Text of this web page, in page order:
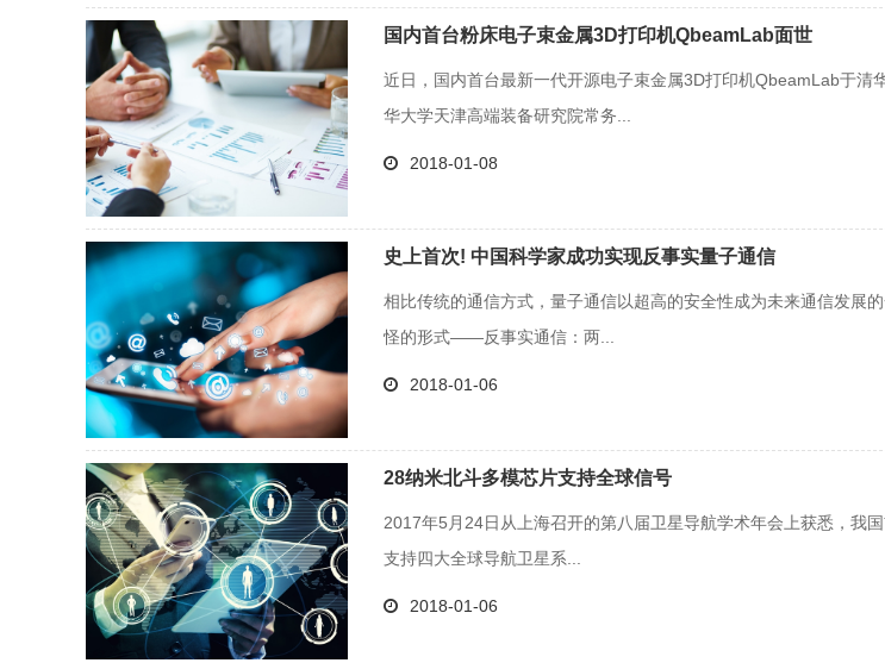
国内首台粉床电子束金属3D打印机QbeamLab面世
近日，国内首台最新一代开源电子束金属3D打印机QbeamLab于
华大学天津高端装备研究院常务...
2018-01-08
史上首次! 中国科学家成功实现反事实量子通信
相比传统的通信方式，量子通信以超高的安全性成为未来通信发展
怪的形式——反事实通信：两...
2018-01-06
28纳米北斗多模芯片支持全球信号
2017年5月24日从上海召开的第八届卫星导航学术年会上获悉，我
支持四大全球导航卫星系...
2018-01-06